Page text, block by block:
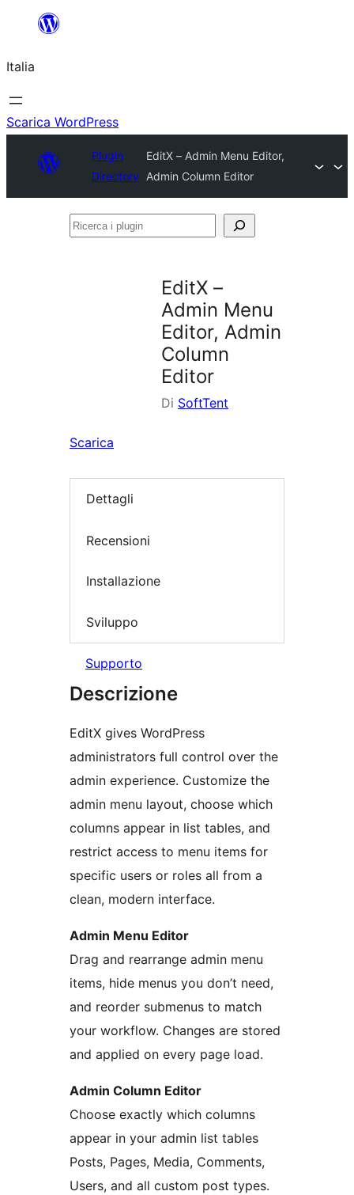
contenuto
Italia
Scarica WordPress
Plugin
Directory
EditX – Admin Menu Editor,
Admin Column Editor
Ricerca
EditX –
Admin Menu
Editor, Admin
Column
Editor
Di SoftTent
Scarica
Dettagli
Recensioni
Installazione
Sviluppo
Supporto
Descrizione
EditX gives WordPress
administrators full control over the
admin experience. Customize the
admin menu layout, choose which
columns appear in list tables, and
restrict access to menu items for
specific users or roles all from a
clean, modern interface.
Admin Menu Editor
Drag and rearrange admin menu
items, hide menus you don’t need,
and reorder submenus to match
your workflow. Changes are stored
and applied on every page load.
Admin Column Editor
Choose exactly which columns
appear in your admin list tables
Posts, Pages, Media, Comments,
Users, and all custom post types.